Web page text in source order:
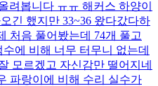
려봅니다 ㅠㅠ 해커스 하양이
긴 했지만 33~36 왔다갔다하
처음 풀어봤는데 74개 풀고
에 비해 너무 터무니 없는데
모르겠고 자신감만 떨어지네
파랑이에 비해 수리 실수가